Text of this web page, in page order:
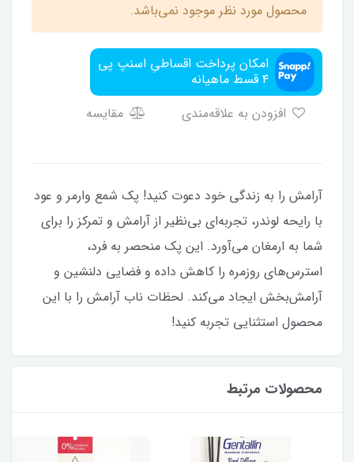
محصول مورد نظر موجود نمی‌باشد.
امکان پرداخت اقساطیِ اسنپ پی
۴ قسط ماهیانه
مقایسه
آرامش را به زندگی خود دعوت کنید! پک شمع وارمر و عود
با رایحه لوندر، تجربه‌ای بی‌نظیر از آرامش و تمرکز را برای
شما به ارمغان می‌آورد. این پک منحصر به فرد،
استرس‌های روزمره را کاهش داده و فضایی دلنشین و
آرامش‌بخش ایجاد می‌کند. لحظات ناب آرامش را با این
محصول استثنایی تجربه کنید!
محصولات مرتبط